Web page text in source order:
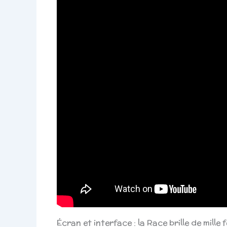
Écran et interface : la Race brille de mille